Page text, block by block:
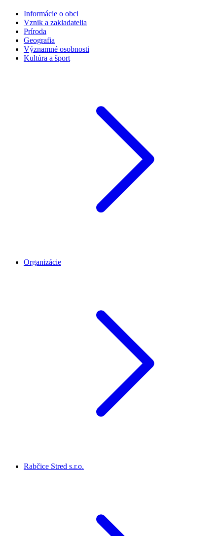
Informácie o obci
Vznik a zakladatelia
Príroda
Geografia
Významné osobnosti
Kultúra a šport
Organizácie
Rabčice Stred s.r.o.